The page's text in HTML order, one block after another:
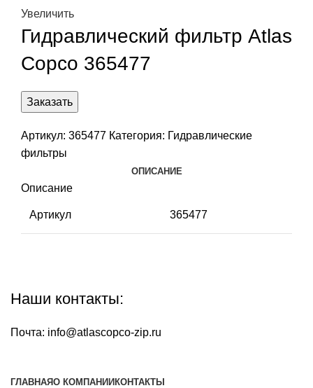
Увеличить
Гидравлический фильтр Atlas
Copco 365477
Заказать
Артикул: 365477 Категория: Гидравлические
фильтры
ОПИСАНИЕ
Описание
Артикул 365477
Наши контакты:
Почта: info@atlascopco-zip.ru
ГЛАВНАЯО КОМПАНИИКОНТАКТЫ